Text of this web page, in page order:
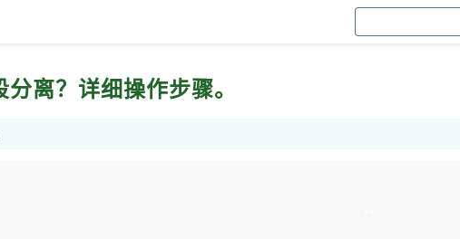
离？详细操作步骤。